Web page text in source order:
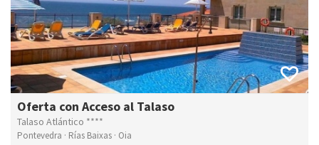
Oferta con Acceso al Talaso
Talaso Atlántico ****
Pontevedra · Rías Baixas · Oia